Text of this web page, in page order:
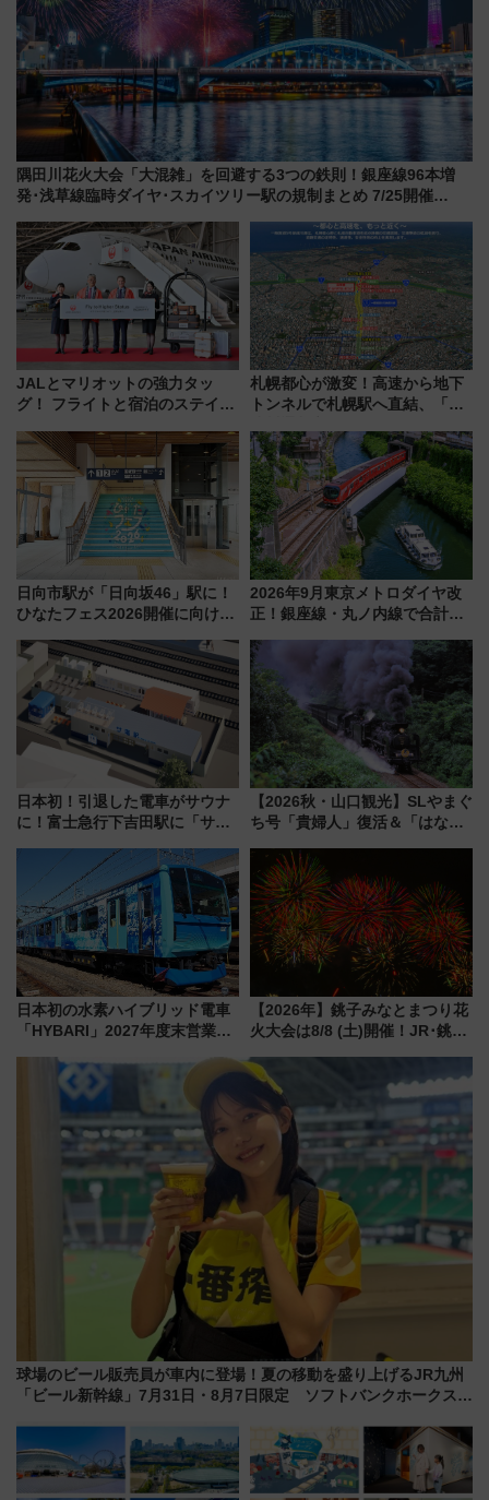
隅田川花火大会「大混雑」を回避する3つの鉄則！銀座線96本増
発･浅草線臨時ダイヤ･スカイツリー駅の規制まとめ 7/25開催
JALとマリオットの強力タッ
グ！ フライトと宿泊のステイタ
上級会員資格を効率よく獲得す
る方法を解説
札幌都心が激変！高速から地下
トンネルで札幌駅へ直結、「創
から本格着工、延長4.8km整備
事業の全貌
日向市駅が「日向坂46」駅に！
ひなたフェス2026開催に向けJR
全力応援 夜行列車「ドリーム
おひさま号」も走る
2026年9月東京メトロダイヤ改
正！銀座線・丸ノ内線で合計
待
日本初！引退した電車がサウナ
に！富士急行下吉田駅に「サ電
業 行き交う電車の音や振動を
感じながら「ととのう」新感覚
【2026秋・山口観光】SLやまぐ
ち号「貴婦人」復活＆「はなあ
注目観光列車まとめ きっぷの取
り方は？
日本初の水素ハイブリッド電車
「HYBARI」2027年度末営業運
で水素利活用が加速
【2026年】銚子みなとまつり花
火大会は8/8 (土)開催！JR･銚子
報、利根川に咲く8,000発の大迫
力＆屋台を満喫
球場のビール販売員が車内に登場！夏の移動を盛り上げるJR九州
「ビール新幹線」7月31日・8月7日限定 ソフトバンクホークスと